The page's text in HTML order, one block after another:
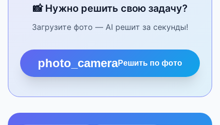
📸 Нужно решить свою задачу?
Загрузите фото — AI решит за секунды!
photo_cameraРешить по фото